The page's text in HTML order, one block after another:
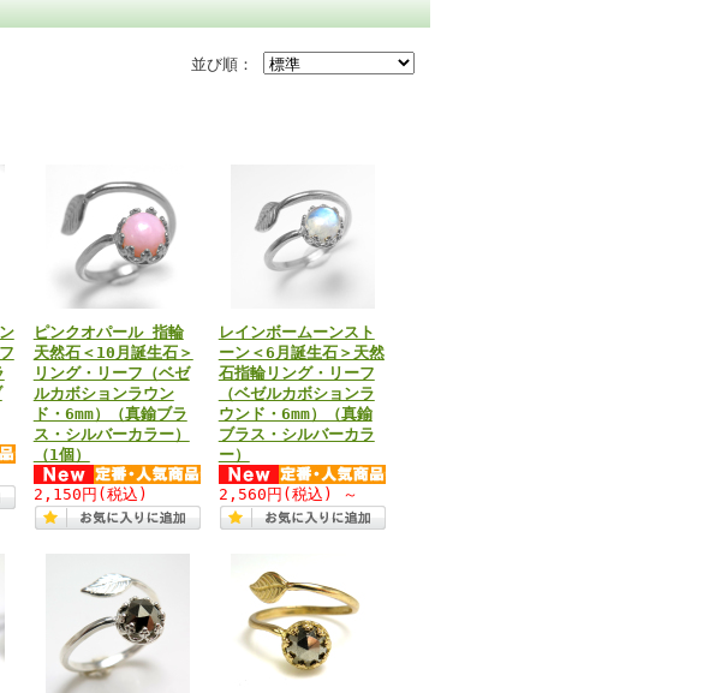
並び順：
ピンクオパール 指輪
天然石＜10月誕生石＞
リング・リーフ（ベゼ
ルカボションラウン
ド・6mm）（真鍮ブラ
ス・シルバーカラー）
（1個）
2,150円 (税込)
レインボームーンスト
ーン＜6月誕生石＞天然
石指輪リング・リーフ
（ベゼルカボションラ
ウンド・6mm）（真鍮
ブラス・シルバーカラ
ー）
2,560円 (税込) ～